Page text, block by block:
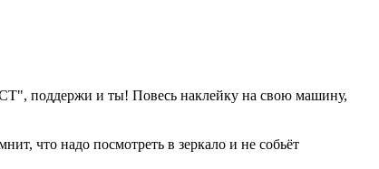
и ты! Повесь наклейку на свою машину,
что надо посмотреть в зеркало и не собьёт